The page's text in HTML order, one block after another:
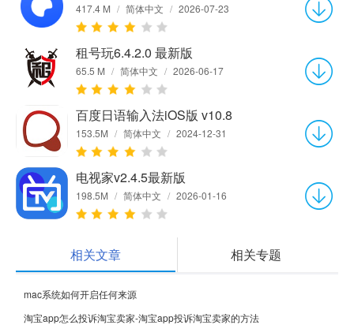
417.4 M / 简体中文 / 2026-07-23
租号玩6.4.2.0 最新版
65.5 M / 简体中文 / 2026-06-17
百度日语输入法iOS版 v10.8
153.5M / 简体中文 / 2024-12-31
电视家v2.4.5最新版
198.5M / 简体中文 / 2026-01-16
相关文章 相关专题
mac系统如何开启任何来源
淘宝app怎么投诉淘宝卖家-淘宝app投诉淘宝卖家的方法